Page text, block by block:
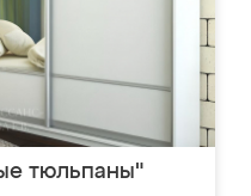
тюльпаны"